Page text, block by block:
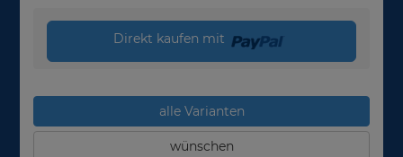
Direkt kaufen mit
alle Varianten
wünschen